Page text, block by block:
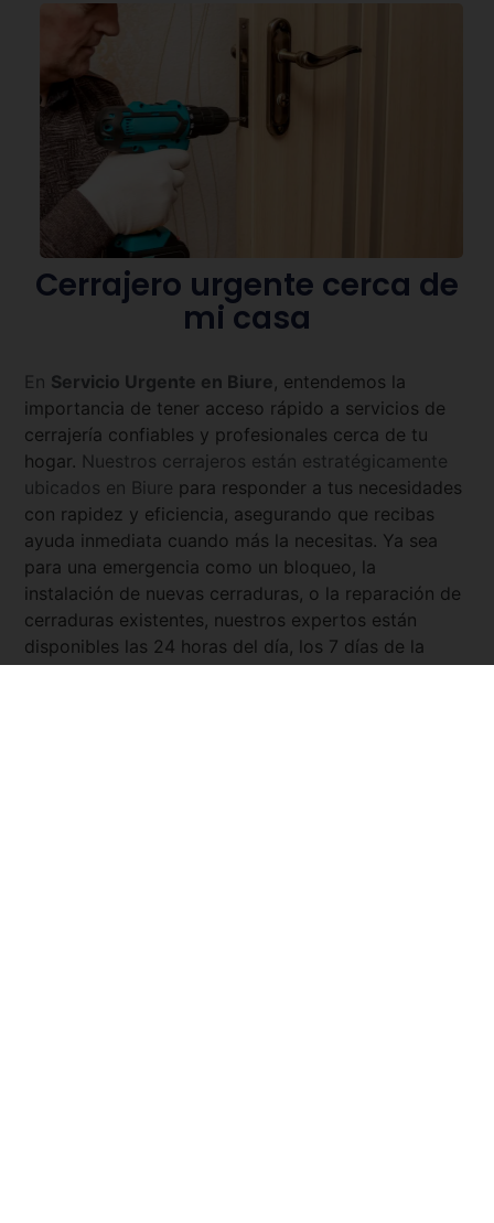
Cerrajero urgente cerca de
mi casa
En Servicio Urgente en Biure , entendemos la
importancia de tener acceso rápido a servicios de
cerrajería confiables y profesionales cerca de tu
hogar. Nuestros cerrajeros están estratégicamente
ubicados en Biure para responder a tus necesidades
con rapidez y eficiencia, asegurando que recibas
ayuda inmediata cuando más la necesitas. Ya sea
para una emergencia como un bloqueo, la
instalación de nuevas cerraduras, o la reparación de
cerraduras existentes, nuestros expertos están
disponibles las 24 horas del día, los 7 días de la
semana. ConServicio Urgente, tienes la tranquilidad